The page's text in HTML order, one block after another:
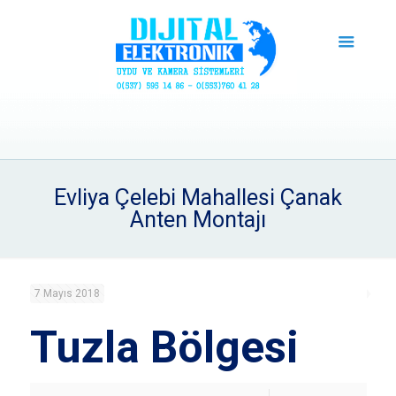
Evliya Çelebi Mahallesi Çanak
Anten Montajı
7 Mayıs 2018
Tuzla Bölgesi